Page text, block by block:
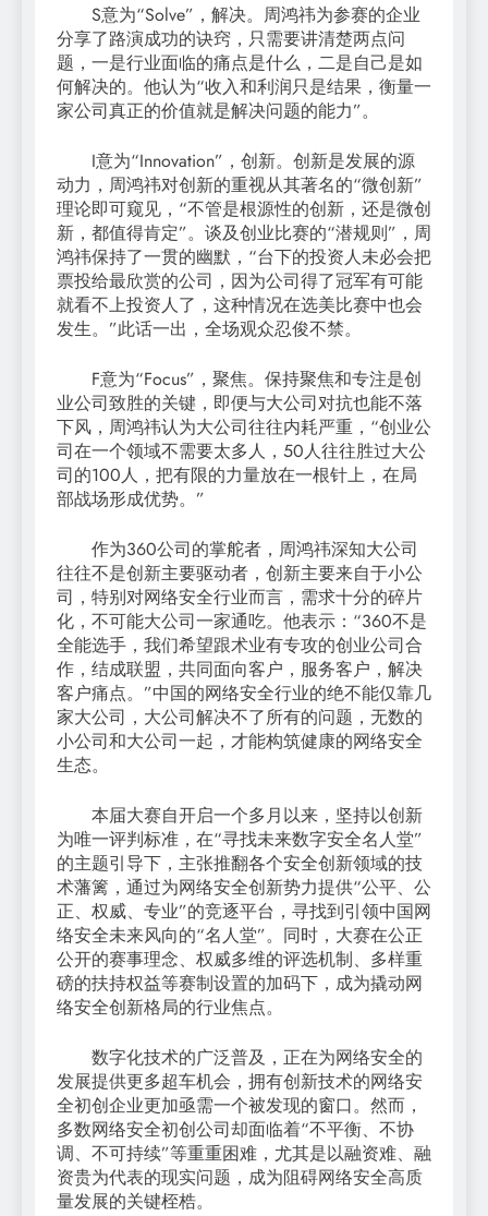
S意为“Solve”，解决。周鸿祎为参赛的企业
分享了路演成功的诀窍，只需要讲清楚两点问
题，一是行业面临的痛点是什么，二是自己是如
何解决的。他认为“收入和利润只是结果，衡量一
家公司真正的价值就是解决问题的能力”。
I意为“Innovation”，创新。创新是发展的源
动力，周鸿祎对创新的重视从其著名的“微创新”
理论即可窥见，“不管是根源性的创新，还是微创
新，都值得肯定”。谈及创业比赛的“潜规则”，周
鸿祎保持了一贯的幽默，“台下的投资人未必会把
票投给最欣赏的公司，因为公司得了冠军有可能
就看不上投资人了，这种情况在选美比赛中也会
发生。”此话一出，全场观众忍俊不禁。
F意为“Focus”，聚焦。保持聚焦和专注是创
业公司致胜的关键，即便与大公司对抗也能不落
下风，周鸿祎认为大公司往往内耗严重，“创业公
司在一个领域不需要太多人，50人往往胜过大公
司的100人，把有限的力量放在一根针上，在局
部战场形成优势。”
作为360公司的掌舵者，周鸿祎深知大公司
往往不是创新主要驱动者，创新主要来自于小公
司，特别对网络安全行业而言，需求十分的碎片
化，不可能大公司一家通吃。他表示：“360不是
全能选手，我们希望跟术业有专攻的创业公司合
作，结成联盟，共同面向客户，服务客户，解决
客户痛点。”中国的网络安全行业的绝不能仅靠几
家大公司，大公司解决不了所有的问题，无数的
小公司和大公司一起，才能构筑健康的网络安全
生态。
本届大赛自开启一个多月以来，坚持以创新
为唯一评判标准，在“寻找未来数字安全名人堂”
的主题引导下，主张推翻各个安全创新领域的技
术藩篱，通过为网络安全创新势力提供“公平、公
正、权威、专业”的竞逐平台，寻找到引领中国网
络安全未来风向的“名人堂”。同时，大赛在公正
公开的赛事理念、权威多维的评选机制、多样重
磅的扶持权益等赛制设置的加码下，成为撬动网
络安全创新格局的行业焦点。
数字化技术的广泛普及，正在为网络安全的
发展提供更多超车机会，拥有创新技术的网络安
全初创企业更加亟需一个被发现的窗口。然而，
多数网络安全初创公司却面临着“不平衡、不协
调、不可持续”等重重困难，尤其是以融资难、融
资贵为代表的现实问题，成为阻碍网络安全高质
量发展的关键桎梏。